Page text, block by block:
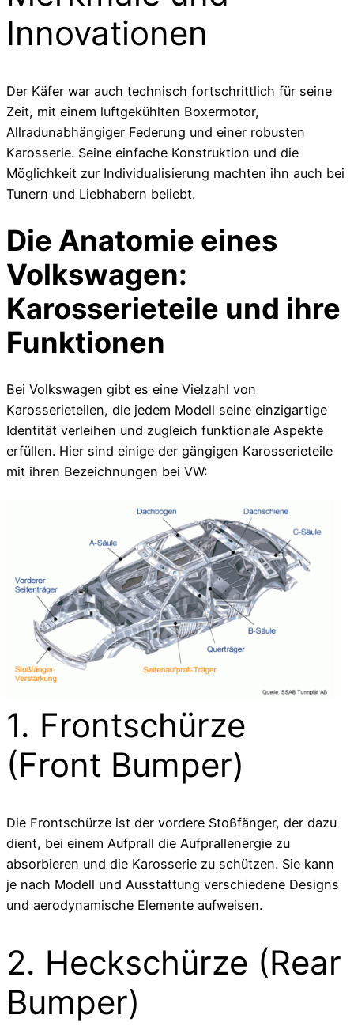
Innovationen
Der Käfer war auch technisch fortschrittlich für seine
Zeit, mit einem luftgekühlten Boxermotor,
Allradunabhängiger Federung und einer robusten
Karosserie. Seine einfache Konstruktion und die
Möglichkeit zur Individualisierung machten ihn auch bei
Tunern und Liebhabern beliebt.
Die Anatomie eines
Volkswagen:
Karosserieteile und ihre
Funktionen
Bei Volkswagen gibt es eine Vielzahl von
Karosserieteilen, die jedem Modell seine einzigartige
Identität verleihen und zugleich funktionale Aspekte
erfüllen. Hier sind einige der gängigen Karosserieteile
mit ihren Bezeichnungen bei VW:
1. Frontschürze
(Front Bumper)
Die Frontschürze ist der vordere Stoßfänger, der dazu
dient, bei einem Aufprall die Aufprallenergie zu
absorbieren und die Karosserie zu schützen. Sie kann
je nach Modell und Ausstattung verschiedene Designs
und aerodynamische Elemente aufweisen.
2. Heckschürze (Rear
Bumper)